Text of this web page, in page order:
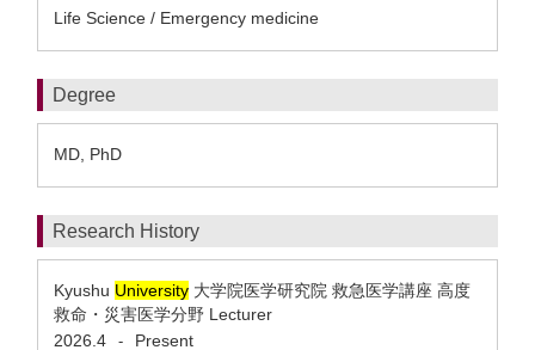
Life Science / Emergency medicine
Degree
MD, PhD
Research History
Kyushu University 大学院医学研究院 救急医学講座 高度
救命・災害医学分野 Lecturer
2026.4
- Present